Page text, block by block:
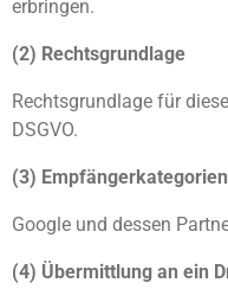
erbringen.
(2) Rechtsgrundlage
Rechtsgrundlage für
DSGVO.
(3) Empfängerkategorien
Google und dessen
(4) Übermittlung an ein